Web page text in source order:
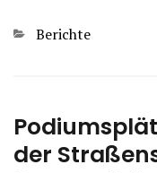
Kategorien
Berichte
der